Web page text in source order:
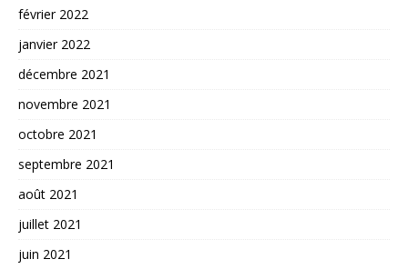
février 2022
janvier 2022
décembre 2021
novembre 2021
octobre 2021
septembre 2021
août 2021
juillet 2021
juin 2021